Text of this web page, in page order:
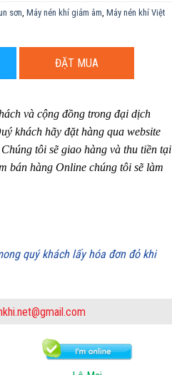
sơn Máy nén khí giảm âm Máy nén khí Việt
ĐẶT MUA
và cộng đồng trong đại dịch
khách hãy đặt hàng qua website
tôi sẽ giao hàng và thu tiền tại
bán hàng Online chúng tôi sẽ làm
quý khách lấy hóa đơn đỏ khi